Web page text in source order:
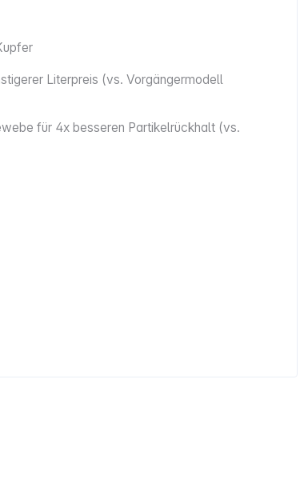
Literpreis (vs. Vorgängermodell
für 4x besseren Partikelrückhalt (vs.